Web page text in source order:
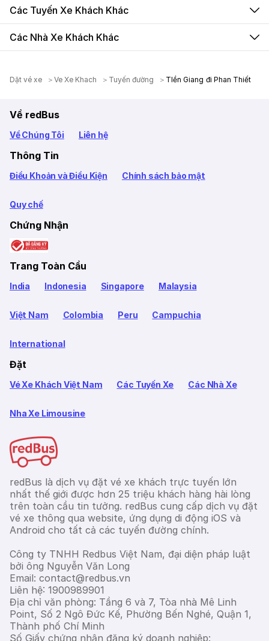
Các Tuyến Xe Khách Khác
Các Nhà Xe Khách Khác
Dặt vé xe Ve Xe Khach Tuyến đường TIền Giang đi Phan Thiết
Về redBus
Về Chúng Tôi Liên hệ
Thông Tin
Điều Khoản và Điều Kiện Chính sách bảo mật
Quy chế
Chứng Nhận
Trang Toàn Cầu
India Indonesia Singapore Malaysia
Việt Nam Colombia Peru Campuchia
International
Đặt
Vé Xe Khách Việt Nam Các Tuyến Xe Các Nhà Xe
Nha Xe Limousine
redBus là dịch vụ đặt vé xe khách trực tuyến lớn
nhất thế giới được hơn 25 triệu khách hàng hài lòng
trên toàn cầu tin tưởng. redBus cung cấp dịch vụ đặt
vé xe thông qua website, ứng dụng di động iOS và
Android cho tất cả các tuyến đường chính.
Công ty TNHH Redbus Việt Nam, đại diện pháp luật
bởi ông Nguyễn Văn Long
Email: contact@redbus.vn
Liên hệ: 1900989901
Địa chỉ văn phòng: Tầng 6 và 7, Tòa nhà Mê Linh
Point, Số 2 Ngô Đức Kế, Phường Bến Nghé, Quận 1,
Thành phố Chí Minh
Số Giấy chứng nhận đăng ký doanh nghiệp: